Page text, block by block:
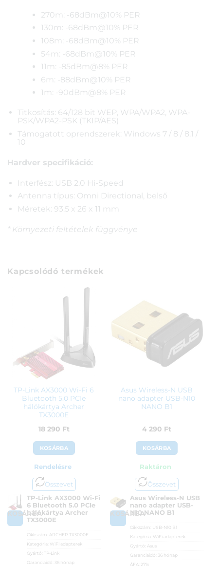
270m: -68dBm@10% PER
130m: -68dBm@10% PER
108m: -68dBm@10% PER
54m: -68dBm@10% PER
11m: -85dBm@8% PER
6m: -88dBm@10% PER
1m: -90dBm@8% PER
Titkosítás: 64/128 bit WEP, WPA/WPA2, WPA-
PSK/WPA2-PSK (TKIP/AES)
Támogatott oprendszerek: Windows 7 / 8 / 8.1 /
10
Hardver specifikáció:
Interfész: USB 2.0 Hi-Speed
Antenna típus: Omni Directional, belső
Méretek: 93.5 x 26 x 11 mm
* Környezeti feltételek függvénye
Kapcsolódó termékek
TP-Link AX3000 Wi-Fi 6
Bluetooth 5.0 PCIe
hálókártya Archer
TX3000E
18 290 Ft
KOSÁRBA
Rendelésre
Összevet
KOSÁRBA
TP-Link AX3000 Wi-Fi
6 Bluetooth 5.0 PCIe
hálókártya Archer
TX3000E
Cikkszám: ARCHER TX3000E
Kategória: WiFi adapterek
Gyártó:
TP-Link
Garanciaidő:
36 hónap
Asus Wireless-N USB
nano adapter USB-N10
NANO B1
4 290 Ft
KOSÁRBA
Raktáron
Összevet
KOSÁRBA
Asus Wireless-N USB
nano adapter USB-
N10 NANO B1
Cikkszám: USB-N10 B1
Kategória: WiFi adapterek
Gyártó: Asus
Garanciaidő:
36 hónap
ÁFA:
27%